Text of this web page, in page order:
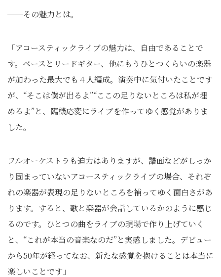
──その魅力とは。
「アコースティックライブの魅力は、自由であることで
す。ベースとリードギター、他にもうひとつくらいの楽器
が加わった最大でも４人編成。演奏中に気付いたことです
が、“そこは僕が出るよ”“ここの足りないところは私が埋
めるよ”と、臨機応変にライブを作ってゆく感覚がありま
した。
フルオーケストラも迫力はありますが、譜面などがしっか
り固まっていないアコースティックライブの場合、それぞ
れの楽器が表現の足りないところを補ってゆく面白さがあ
ります。すると、歌と楽器が会話しているかのように感じ
るのです。ひとつの曲をライブの現場で作り上げていく
と、“これが本当の音楽なのだ”と実感しました。デビュー
から50年が経ってなお、新たな感覚を抱けることは本当に
楽しいことです」